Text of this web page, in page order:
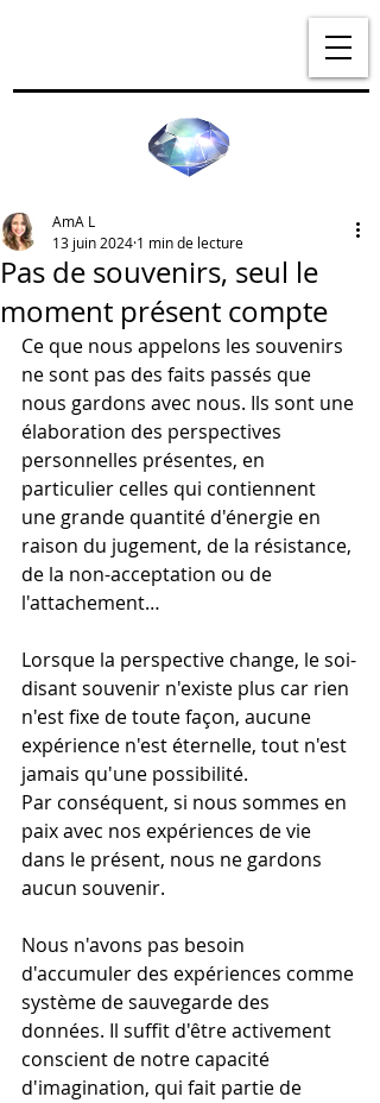
Pas de souvenirs, seul le
moment présent compte
AmA L
13 juin 2024 1 min de lecture
Ce que nous appelons les souvenirs
ne sont pas des faits passés que
nous gardons avec nous. Ils sont une
élaboration des perspectives
personnelles présentes, en
particulier celles qui contiennent
une grande quantité d'énergie en
raison du jugement, de la résistance,
de la non-acceptation ou de
l'attachement…
Lorsque la perspective change, le soi-
disant souvenir n'existe plus car rien
n'est fixe de toute façon, aucune
expérience n'est éternelle, tout n'est
jamais qu'une possibilité.
Par conséquent, si nous sommes en
paix avec nos expériences de vie
dans le présent, nous ne gardons
aucun souvenir.
Nous n'avons pas besoin
d'accumuler des expériences comme
système de sauvegarde des
données. Il suffit d'être activement
conscient de notre capacité
d'imagination, qui fait partie de